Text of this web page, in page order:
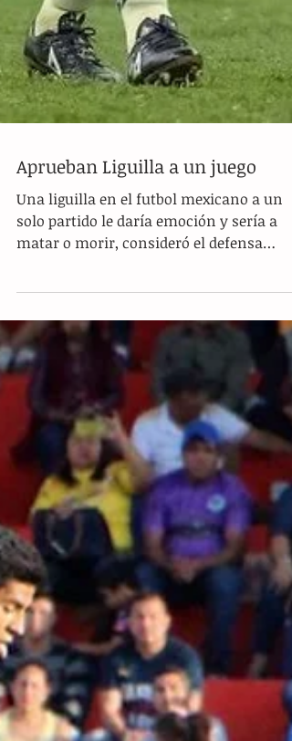
Una liguilla en el futbol mexicano a un
solo partido le daría emoción y sería a
matar o morir, consideró el defensa
mexicano Paul Aguilar...